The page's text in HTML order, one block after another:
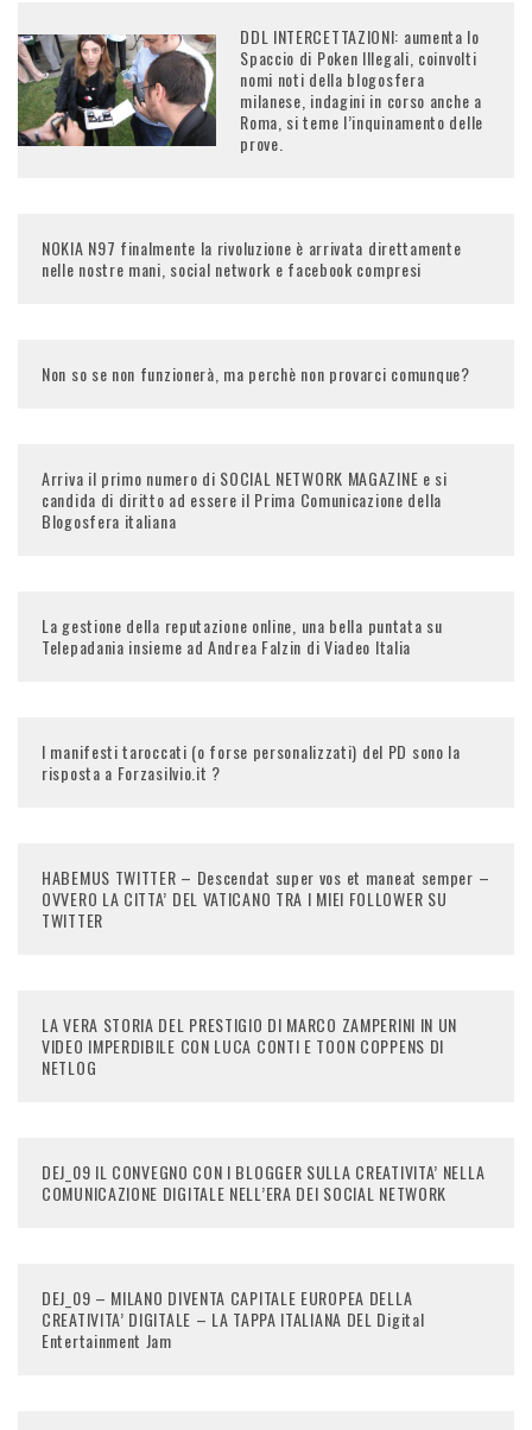
DDL INTERCETTAZIONI: aumenta lo
Spaccio di Poken Illegali, coinvolti
nomi noti della blogosfera
milanese, indagini in corso anche a
Roma, si teme l’inquinamento delle
prove.
NOKIA N97 finalmente la rivoluzione è arrivata direttamente
nelle nostre mani, social network e facebook compresi
Non so se non funzionerà, ma perchè non provarci comunque?
Arriva il primo numero di SOCIAL NETWORK MAGAZINE e si
candida di diritto ad essere il Prima Comunicazione della
Blogosfera italiana
La gestione della reputazione online, una bella puntata su
Telepadania insieme ad Andrea Falzin di Viadeo Italia
I manifesti taroccati (o forse personalizzati) del PD sono la
risposta a Forzasilvio.it ?
HABEMUS TWITTER – Descendat super vos et maneat semper –
OVVERO LA CITTA’ DEL VATICANO TRA I MIEI FOLLOWER SU
TWITTER
LA VERA STORIA DEL PRESTIGIO DI MARCO ZAMPERINI IN UN
VIDEO IMPERDIBILE CON LUCA CONTI E TOON COPPENS DI
NETLOG
DEJ_09 IL CONVEGNO CON I BLOGGER SULLA CREATIVITA’ NELLA
COMUNICAZIONE DIGITALE NELL’ERA DEI SOCIAL NETWORK
DEJ_09 – MILANO DIVENTA CAPITALE EUROPEA DELLA
CREATIVITA’ DIGITALE – LA TAPPA ITALIANA DEL Digital
Entertainment Jam